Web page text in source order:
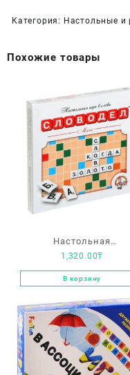
Категория: Настольные
Похожие товары
Настольная
интеллектуальная
«Словодел-Мини»
1,320.00₸
В корзину